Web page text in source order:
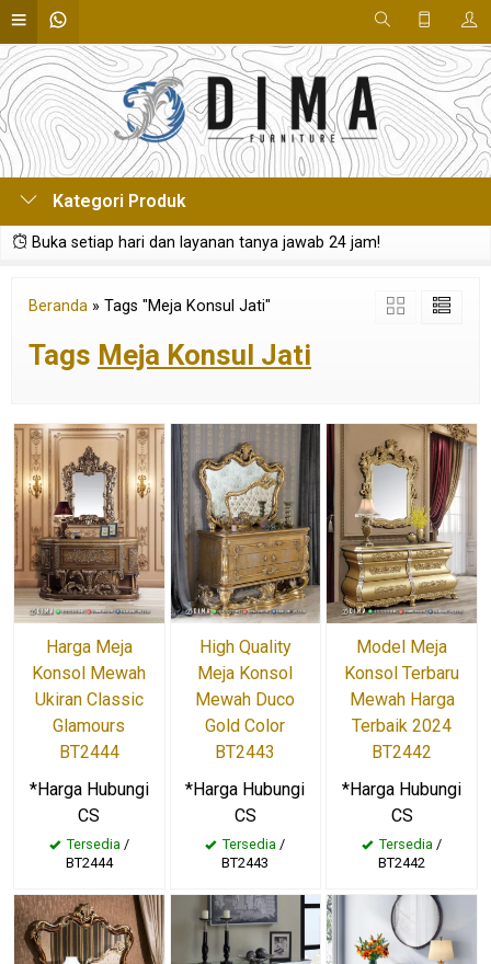
Kategori Produk
Buka setiap hari dan layanan tanya jawab 24 jam!
Beranda » Tags "Meja Konsul Jati"
Tags Meja Konsul Jati
Harga Meja
Konsol Mewah
Ukiran Classic
Glamours
BT2444
*Harga Hubungi
CS
Tersedia/
BT2444
High Quality
Meja Konsol
Mewah Duco
Gold Color
BT2443
*Harga Hubungi
CS
Tersedia /
BT2443
Model Meja
Konsol Terbaru
Mewah Harga
Terbaik 2024
BT2442
*Harga Hubungi
CS
Tersedia /
BT2442